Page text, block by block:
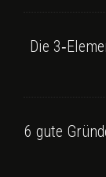
Die
6 gute